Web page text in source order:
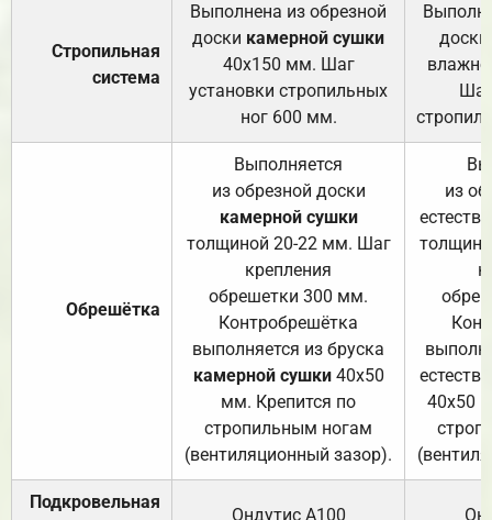
Стропильная
система
Выполнена из обрезной
доски камерной сушки
40х150 мм. Шаг
установки стропильных
ног 600 мм.
доски
Обрешётка
Выполняется
из обрезной доски
камерной сушки
толщиной 20-22 мм. Шаг
крепления
обрешетки 300 мм.
Контробрешётка
выполняется из бруска
камерной сушки40х50
мм. Крепится по
стропильным ногам
(вентиляционный зазор).
из
40х50
Подкровельная
Ондутис А100